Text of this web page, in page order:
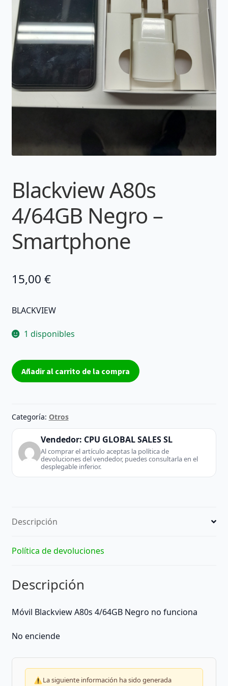
Blackview A80s
4/64GB Negro –
Smartphone
15,00 €
BLACKVIEW
1 disponibles
Blackview
A80s
-
Smartphone
cantidad
Añadir al carrito de la compra
Categoría: Otros
Vendedor: CPU GLOBAL SALES SL
Al comprar el artículo aceptas la política de
devoluciones del vendedor, puedes consultarla en el
desplegable inferior.
Descripción
Política de devoluciones
Descripción
Móvil Blackview A80s 4/64GB Negro no funciona
No enciende
La siguiente información ha sido generada